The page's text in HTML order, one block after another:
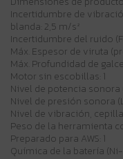
Incertidumbre de
blanda: 2,5 m/s²
Incertidumbre del ruido
Máx. Espesor de viruta
Máx. Profundidad de
Motor sin escobillas: 1
Nivel de potencia sonora
Nivel de presión sonora
Nivel de vibración,
Peso de la herramienta
Preparado para AWS: 1
Química de la batería